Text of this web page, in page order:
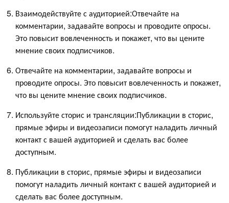
Взаимодействуйте с аудиторией:Отвечайте на
комментарии, задавайте вопросы и проводите опросы.
Это повысит вовлеченность и покажет, что вы цените
мнение своих подписчиков.
Отвечайте на комментарии, задавайте вопросы и
проводите опросы. Это повысит вовлеченность и покажет,
что вы цените мнение своих подписчиков.
Используйте сторис и трансляции:Публикации в сторис,
прямые эфиры и видеозаписи помогут наладить личный
контакт с вашей аудиторией и сделать вас более
доступным.
Публикации в сторис, прямые эфиры и видеозаписи
помогут наладить личный контакт с вашей аудиторией и
сделать вас более доступным.